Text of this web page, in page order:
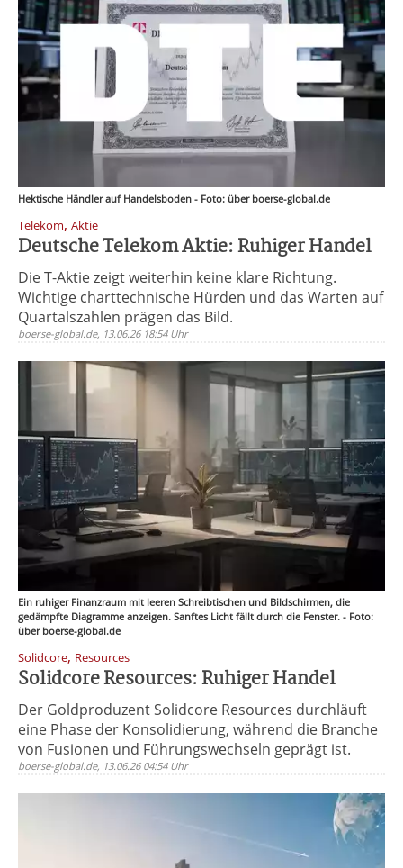
Hektische Händler auf Handelsboden - Foto: über boerse-global.de
Telekom, Aktie
Deutsche Telekom Aktie: Ruhiger Handel
Die T-Aktie zeigt weiterhin keine klare Richtung.
Wichtige charttechnische Hürden und das Warten auf
Quartalszahlen prägen das Bild.
boerse-global.de, 13.06.26 18:54 Uhr
Ein ruhiger Finanzraum mit leeren Schreibtischen und Bildschirmen, die
gedämpfte Diagramme anzeigen. Sanftes Licht fällt durch die Fenster. - Foto:
über boerse-global.de
Solidcore, Resources
Solidcore Resources: Ruhiger Handel
Der Goldproduzent Solidcore Resources durchläuft
eine Phase der Konsolidierung, während die Branche
von Fusionen und Führungswechseln geprägt ist.
boerse-global.de, 13.06.26 04:54 Uhr